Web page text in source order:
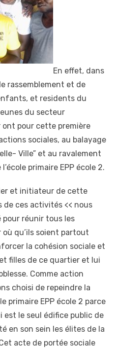
En effet, dans
rassemblement et de
et residents du
du secteur
pour cette première
sociales, au balayage
Ville” et au ravalement
primaire EPP école 2.
et initiateur de cette
de ces activités << nous
réunir tous les
qu’ils soient partout
la cohésion sociale et
filles de ce quartier et lui
Comme action
choisi de repeindre la
primaire EPP école 2 parce
le seul édifice public de
en son sein les élites de la
acte de portée sociale